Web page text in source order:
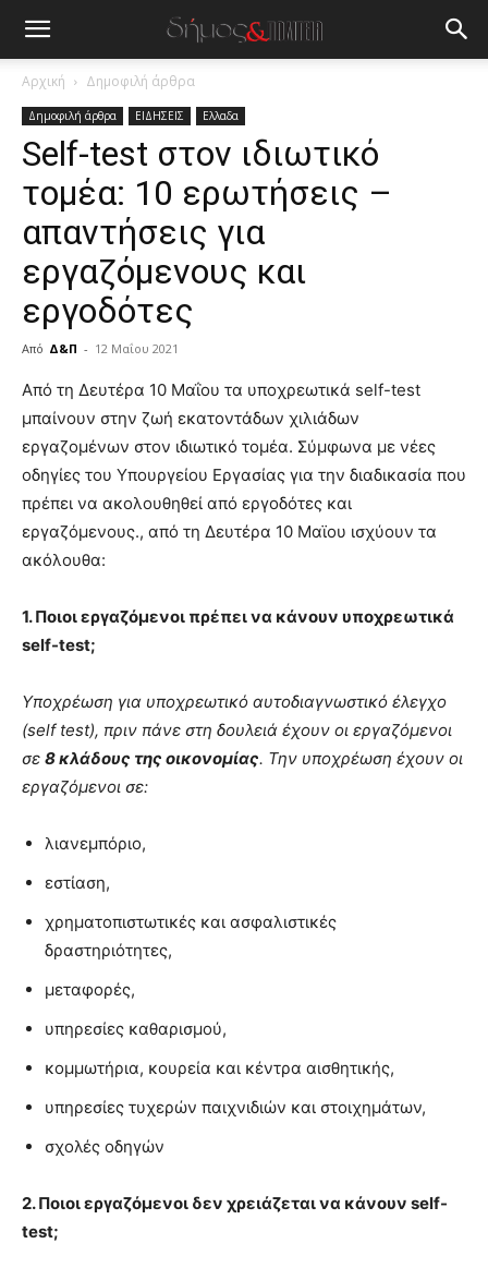
Αρχική Δημοφιλή άρθρα
Δημοφιλή άρθρα ΕΙΔΗΣΕΙΣ Ελλαδα
Self-test στον ιδιωτικό
τομέα: 10 ερωτήσεις –
απαντήσεις για
εργαζόμενους και
εργοδότες
Από Δ&Π - 12 Μαΐου 2021
blonde
lesbians
very
hot
cam
show.desi
xxx
lyons
you
the
pain.
pornhun
hd
Από τη Δευτέρα 10 Μαΐου τα υποχρεωτικά self-test
μπαίνουν στην ζωή εκατοντάδων χιλιάδων
εργαζομένων στον ιδιωτικό τομέα. Σύμφωνα με νέες
οδηγίες του Υπουργείου Εργασίας για την διαδικασία που
πρέπει να ακολουθηθεί από εργοδότες και
εργαζόμενους., από τη Δευτέρα 10 Μαϊου ισχύουν τα
ακόλουθα:
1. Ποιοι εργαζόμενοι πρέπει να κάνουν υποχρεωτικά
self-test;
Υποχρέωση για υποχρεωτικό αυτοδιαγνωστικό έλεγχο
(self test), πριν πάνε στη δουλειά έχουν οι εργαζόμενοι
σε 8 κλάδους της οικονομίας. Την υποχρέωση έχουν οι
εργαζόμενοι σε:
λιανεμπόριο,
εστίαση,
χρηματοπιστωτικές και ασφαλιστικές
δραστηριότητες,
μεταφορές,
υπηρεσίες καθαρισμού,
κομμωτήρια, κουρεία και κέντρα αισθητικής,
υπηρεσίες τυχερών παιχνιδιών και στοιχημάτων,
σχολές οδηγών
2. Ποιοι εργαζόμενοι δεν χρειάζεται να κάνουν self-
test;